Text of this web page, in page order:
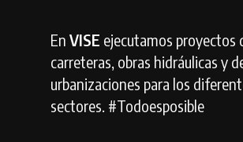
En VISE ejecutamos proyectos
carreteras, obras hidráulicas y
urbanizaciones para los
sectores. #Todoesposible